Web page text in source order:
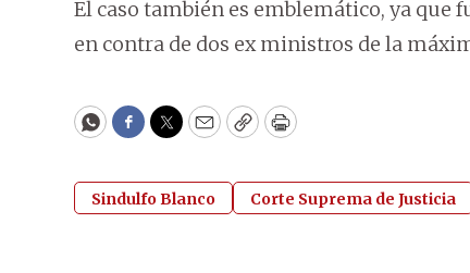
El caso también es emblemático, ya que
en contra de dos ex ministros de la
WhatsApp
Facebook
Twitter
EmailCopyPrint
Sindulfo Blanco Corte Suprema de Justicia